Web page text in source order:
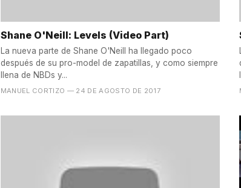
Shane O'Neill: Levels (Video Part)
La nueva parte de Shane O'Neill ha llegado poco
después de su pro-model de zapatillas, y como siempre
llena de NBDs y...
MANUEL CORTIZO — 24 DE AGOSTO DE 2017